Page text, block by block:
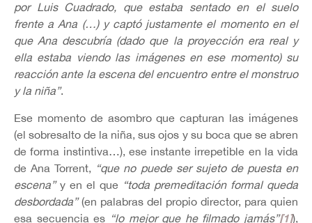
por Luis Cuadrado, que estaba sentado en el suelo
frente a Ana (…) y captó justamente el momento en el
que Ana descubría (dado que la proyección era real y
ella estaba viendo las imágenes en ese momento) su
reacción ante la escena del encuentro entre el monstruo
y la niña”.
Ese momento de asombro que capturan las imágenes
(el sobresalto de la niña, sus ojos y su boca que se abren
de forma instintiva…), ese instante irrepetible en la vida
de Ana Torrent,
“que no puede ser sujeto de puesta en
escena” y en el que “toda premeditación formal queda
desbordada”(en palabras del propio director, para quien
esa secuencia es “lo mejor que he filmado jamás”[1]),